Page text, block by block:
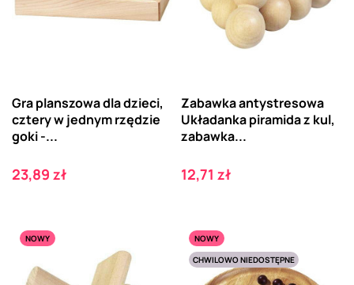
Gra planszowa dla dzieci,
cztery w jednym rzędzie
goki -...
Cena
23,89 zł
Zabawka antystresowa
Układanka piramida z kul,
zabawka...
Cena
12,71 zł
NOWY
NOWY
CHWILOWO NIEDOSTĘPNE